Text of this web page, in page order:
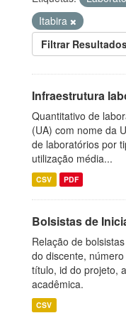
Itabira
Filtrar
Infraestrutura
Quantitativo de
(UA) com nome da
de laboratórios por
utilização média...
CSV PDF
Bolsistas de
Relação de
do discente,
título, id do projeto,
acadêmica.
CSV